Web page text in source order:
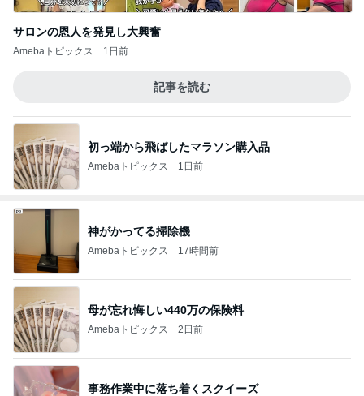
サロンの恩人を発見し大興奮
Amebaトピックス 1日前
記事を読む
初っ端から飛ばしたマラソン購入品
Amebaトピックス 1日前
神がかってる掃除機
Amebaトピックス 17時間前
母が忘れ悔しい440万の保険料
Amebaトピックス 2日前
事務作業中に落ち着くスクイーズ